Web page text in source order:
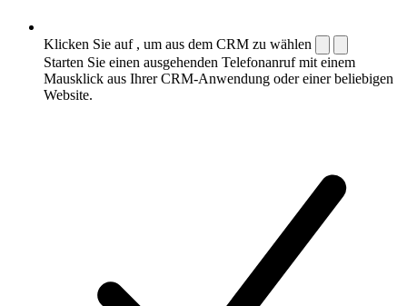
Klicken Sie auf , um aus dem CRM zu wählen
Starten Sie einen ausgehenden Telefonanruf mit einem
Mausklick aus Ihrer CRM-Anwendung oder einer beliebigen
Website.